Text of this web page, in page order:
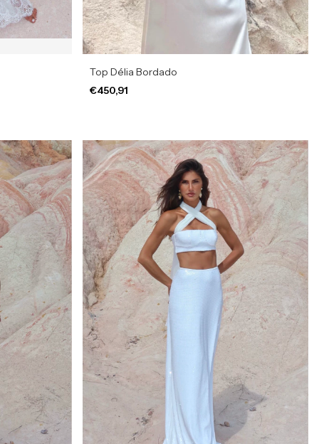
Top Délia Bordado
€450,91